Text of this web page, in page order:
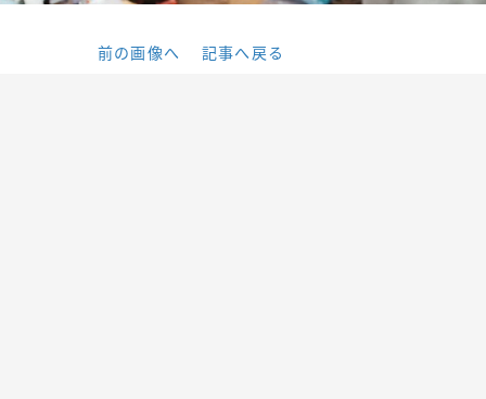
前の画像へ 記事へ戻る